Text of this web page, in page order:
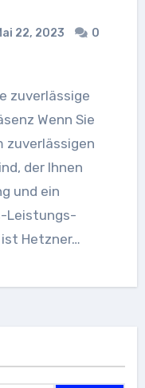
22, 2023
0
Wenn Sie
zuverlässigen
der Ihnen
und ein
Leistungs-
Hetzner…